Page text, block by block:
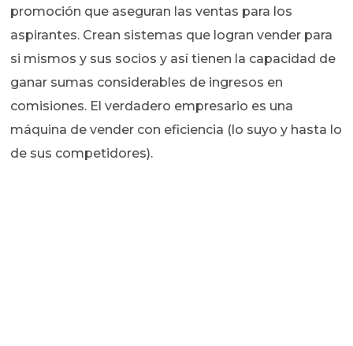
promoción que aseguran las ventas para los
aspirantes. Crean sistemas que logran vender para
si mismos y sus socios y así tienen la capacidad de
ganar sumas considerables de ingresos en
comisiones. El verdadero empresario es una
máquina de vender con eficiencia (lo suyo y hasta lo
de sus competidores).